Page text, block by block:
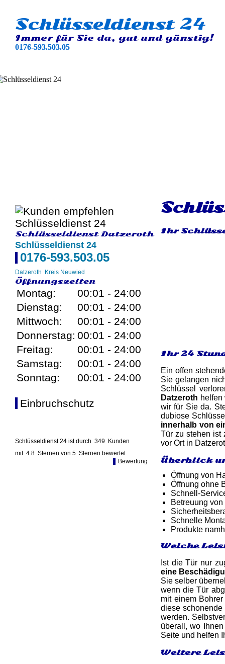
Schlüsseldienst 24
Immer für Sie da, gut und günstig!
0176-593.503.05
Schlüsseldienst Datzeroth
Schlüsseldienst 24
0176-593.503.05
Datzeroth Kreis Neuwied
Öffnungszeiten
Montag:
00:01 - 24:00
Dienstag:
00:01 - 24:00
Mittwoch:
00:01 - 24:00
Donnerstag: 00:01 - 24:00
Freitag:
00:01 - 24:00
Samstag:
00:01 - 24:00
Sonntag:
00:01 - 24:00
Einbruchschutz
Schlüsseldienst 24 ist durch 349 Kunden
mit 4.8 Sternen von 5 Sternen bewertet.
Bewertung
Ihr
Ihr 24
Ein offen
Sie gelangen
Schlüssel
Datzeroth
wir für Sie da.
dubiose
innerhalb von
Tür zu stehen ist
vor Ort in
Überblick
Öffnung von
Öffnung ohne
Schnell-
Betreuung
Schnelle
Produkte
Welche
Ist die Tür nur
eine
Sie selber
wenn die Tür
mit einem
diese
werden.
überall, wo
Seite und helfen
Weitere